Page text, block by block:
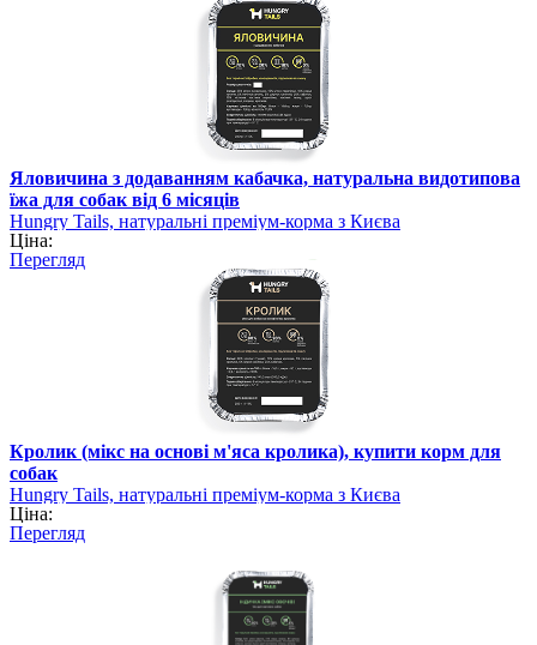
Яловичина з додаванням кабачка, натуральна видотипова
їжа для собак від 6 місяців
Hungry Tails, натуральні преміум-корма з Києва
Ціна:
Перегляд
Кролик (мікс на основі м'яса кролика), купити корм для
собак
Hungry Tails, натуральні преміум-корма з Києва
Ціна:
Перегляд